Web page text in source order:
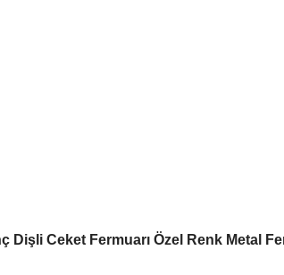
Dişli Ceket Fermuarı Özel Renk Metal